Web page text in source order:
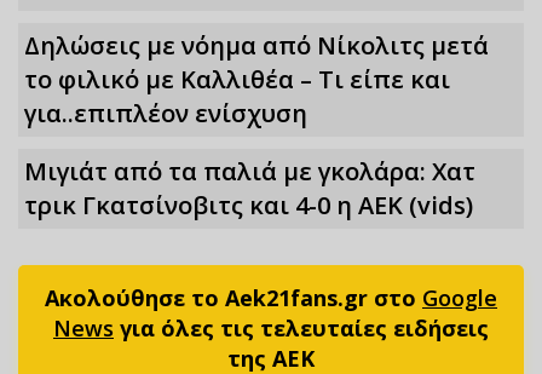
Δηλώσεις με νόημα από Νίκολιτς μετά
το φιλικό με Καλλιθέα – Τι είπε και
για..επιπλέον ενίσχυση
Μιγιάτ από τα παλιά με γκολάρα: Χατ
τρικ Γκατσίνοβιτς και 4-0 η ΑΕΚ (vids)
Ακολούθησε το Aek21fans.gr στο Google
News για όλες τις τελευταίες ειδήσεις
της ΑΕΚ